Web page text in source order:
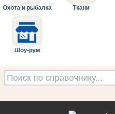
Охота и рыбалка Ткани
Шоу-рум